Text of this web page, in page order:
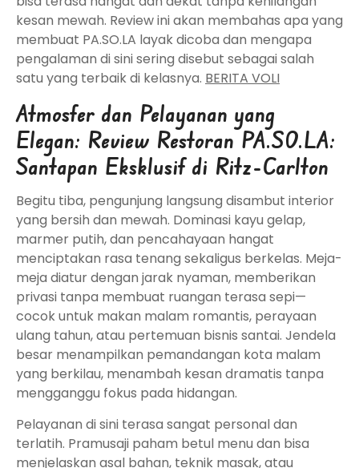
kesan mewah. Review ini akan membahas apa yang
membuat PA.SO.LA layak dicoba dan mengapa
pengalaman di sini sering disebut sebagai salah
satu yang terbaik di kelasnya. BERITA VOLI
Atmosfer dan Pelayanan yang
Elegan: Review Restoran PA.SO.LA:
Santapan Eksklusif di Ritz-Carlton
Begitu tiba, pengunjung langsung disambut interior
yang bersih dan mewah. Dominasi kayu gelap,
marmer putih, dan pencahayaan hangat
menciptakan rasa tenang sekaligus berkelas. Meja-
meja diatur dengan jarak nyaman, memberikan
privasi tanpa membuat ruangan terasa sepi—
cocok untuk makan malam romantis, perayaan
ulang tahun, atau pertemuan bisnis santai. Jendela
besar menampilkan pemandangan kota malam
yang berkilau, menambah kesan dramatis tanpa
mengganggu fokus pada hidangan.
Pelayanan di sini terasa sangat personal dan
terlatih. Pramusaji paham betul menu dan bisa
menjelaskan asal bahan, teknik masak, atau